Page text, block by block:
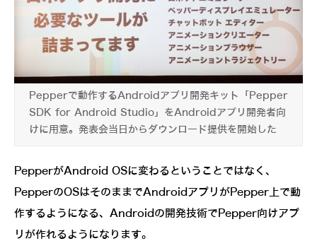
Pepperで動作するAndroidアプリ開発キット「Pepper
SDK for Android Studio」をAndroidアプリ開発者向
けに用意。発表会当日からダウンロード提供を開始した
PepperがAndroid OSに変わるということではなく、
PepperのOSはそのままでAndroidアプリがPepper上で動
作するようになる、Androidの開発技術でPepper向けアプ
リが作れるようになります。